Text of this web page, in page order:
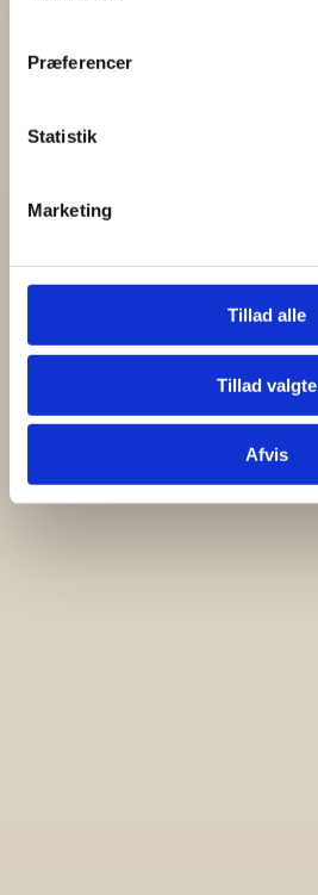
Præferencer
Statistik
Marketing
Tillad alle
Tillad valgte
Afvis